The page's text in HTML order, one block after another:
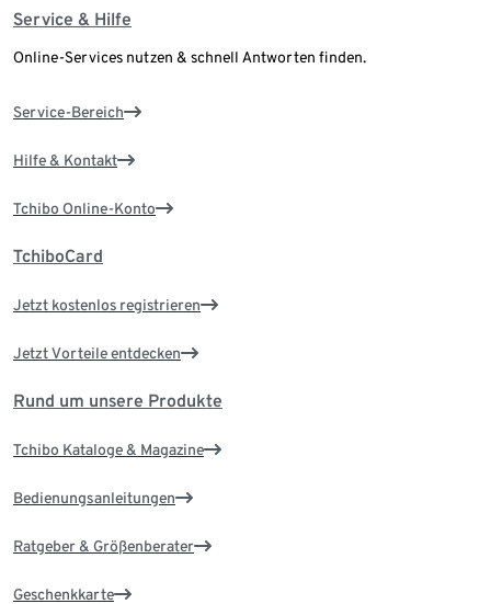
Service & Hilfe
Online-Services nutzen & schnell Antworten finden.
Service-Bereich
Hilfe & Kontakt
Tchibo Online-Konto
TchiboCard
Jetzt kostenlos registrieren
Jetzt Vorteile entdecken
Rund um unsere Produkte
Tchibo Kataloge & Magazine
Bedienungsanleitungen
Ratgeber & Größenberater
Geschenkkarte